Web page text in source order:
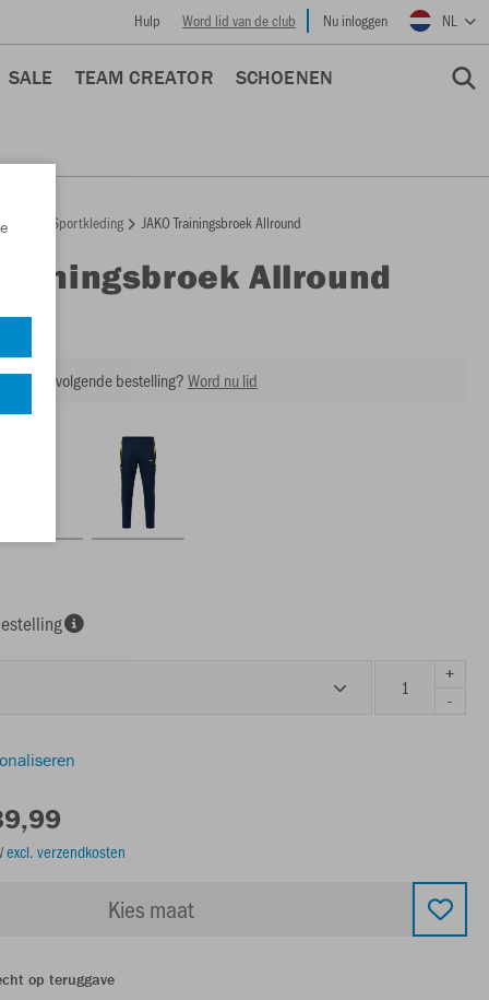
Hulp Word lid van de club Nu inloggen NL
SALE TEAM CREATOR SCHOENEN
Sportkleding JAKO Trainingsbroek Allround
Allround
op je volgende bestelling?Word nu lid
+
-
excl. verzendkosten
Kies maat
op teruggave